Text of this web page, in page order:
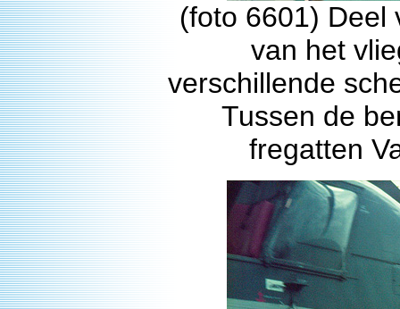
(foto 6601) Deel
van het
verschillende
Tussen de
fregatten